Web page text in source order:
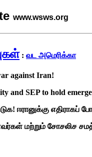
www.wsws.org
: வட அமெரிக்கா
against Iran!
and SEP to hold
ஈரானுக்கு எதிராகப்
மற்றும் சோசலிச